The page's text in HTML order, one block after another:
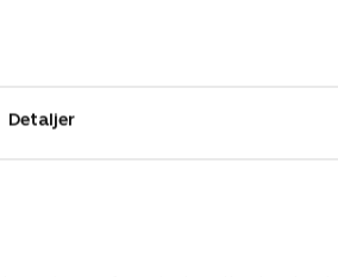
Detaljer
at drikke
kinesiske webshop